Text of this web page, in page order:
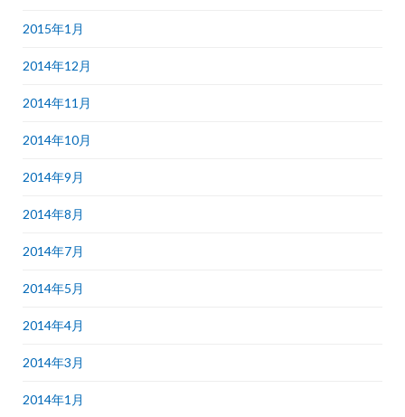
2015年1月
2014年12月
2014年11月
2014年10月
2014年9月
2014年8月
2014年7月
2014年5月
2014年4月
2014年3月
2014年1月